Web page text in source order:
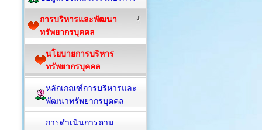
การบริหารและพัฒนา
ทรัพยากรบุคคล
นโยบายการบริหาร
ทรัพยากรบุคคล
หลักเกณฑ์การบริหารและ
พัฒนาทรัพยากรบุคคล
การดำเนินการตาม